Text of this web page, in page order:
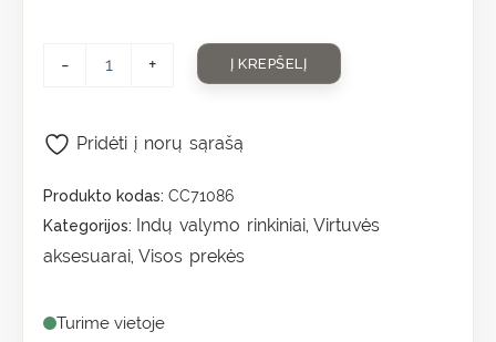
- + Į KREPŠELĮ
Produkto kodas: CC71086
Kategorijos:
Indų valymo rinkiniai, Virtuvės
aksesuarai, Visos prekės
Turime vietoje
Pridėti į norų sąrašą